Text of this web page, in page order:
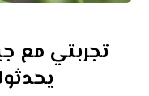
تجربتي مع